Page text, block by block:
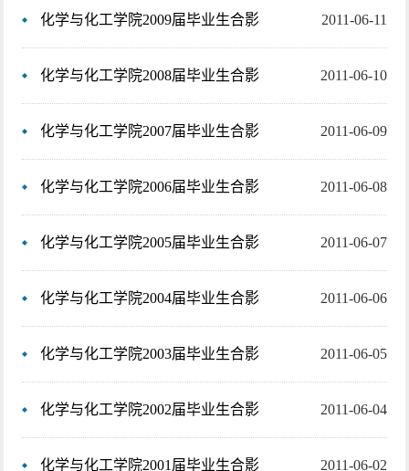
化学与化工学院2009届毕业生合影 2011-06-11
化学与化工学院2008届毕业生合影 2011-06-10
化学与化工学院2007届毕业生合影 2011-06-09
化学与化工学院2006届毕业生合影 2011-06-08
化学与化工学院2005届毕业生合影 2011-06-07
化学与化工学院2004届毕业生合影 2011-06-06
化学与化工学院2003届毕业生合影 2011-06-05
化学与化工学院2002届毕业生合影 2011-06-04
化学与化工学院2001届毕业生合影 2011-06-02